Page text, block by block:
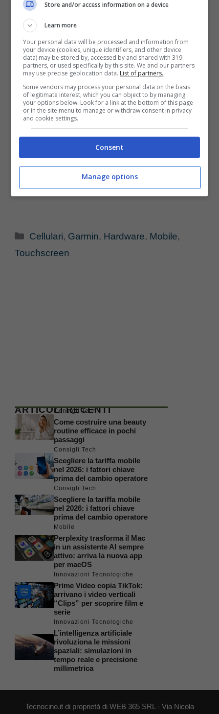
Categorie
Cellulari, Garmin, Hardware, Mobile,
Touchscreen
ARTICOLI RECENTI
Consigli Tech
Come costruire una beauty
routine efficace in pochi
passaggi
Consigli Tech
Scegliere la tariffa mobile
nel 2026: i fattori chiave
prima del cambio operatore
Consigli Tech
Scegliere la tariffa mobile
nel 2026: i fattori chiave
prima del cambio operatore
Mobile
Perplexity trasforma il Mac
in un assistente AI sempre
attivo: arriva la nuova app
per macOS
Innovazioni Tecnologiche
Prime Video copia TikTok:
arrivano i video verticali
“Clips” per scoprire film e
serie
Innovazioni Tecnologiche
L’intelligenza artificiale
rivoluziona le missioni
spaziali: simulazioni in
tempo reale e precisione
millimetrica
Tecnocino.it di proprietà di WEB 365 SRL - Via Nicola
Store and/or access information on a device
Learn more
Your personal data will be processed and information from
your device (cookies, unique identifiers, and other device
data) may be stored by, accessed by and shared with 319
partners, or used specifically by this site. We and our partners
may use precise geolocation data. List of partners.
Some vendors may process your personal data on the basis
of legitimate interest, which you can object to by managing
your options below. Look for a link at the bottom of this page
or in the site menu to manage or withdraw consent in privacy
and cookie settings.
Consent
Manage options